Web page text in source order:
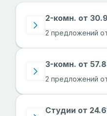
2-комн. от
2 предложений
3-комн. от
2 предложений
Студии от